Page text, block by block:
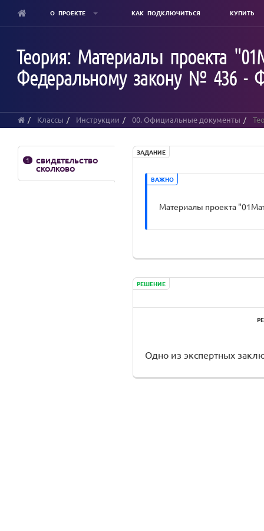
content
О ПРОЕКТЕ КАК ПОДКЛЮЧИТЬСЯ КУПИТЬ
Теория: Материалы проекта
Федеральному закону № 436 -
Классы Инструкции 00. Официальные документы
1
СВИДЕТЕЛЬСТВО
СКОЛКОВО
ЗАДАНИЕ
ВАЖНО
Материалы проекта
РЕШЕНИЕ
Одно из экспертных